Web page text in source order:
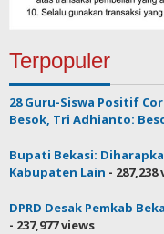
Terpopuler
28 Guru-Siswa Positif
Besok, Tri Adhianto:
Bupati Bekasi:
Kabupaten Lain - 287,238
DPRD Desak Pemkab
- 237,977 views